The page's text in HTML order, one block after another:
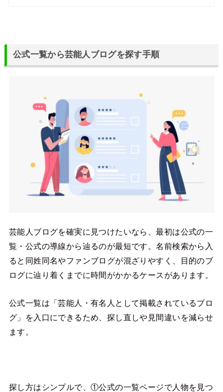
公式一覧から芸能人ブログを探す手順
芸能人ブログを確実に見つけたいなら、最初は公式の一
覧・公式の導線から辿るのが最短です。名前検索から入
ると同姓同名やファンブログが混ざりやすく、目的のブ
ログに辿り着くまでに時間がかかるケースがあります。
公式一覧は「芸能人・有名人として掲載されているブロ
グ」を入口にできるため、探し直しや見間違いを減らせ
ます。
探し方はシンプルで、①公式の一覧ページで人物を見つ